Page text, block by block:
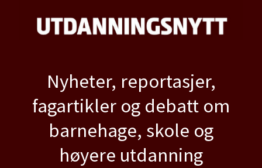
Nyheter, reportasjer,
fagartikler og debatt om
barnehage, skole og
høyere utdanning